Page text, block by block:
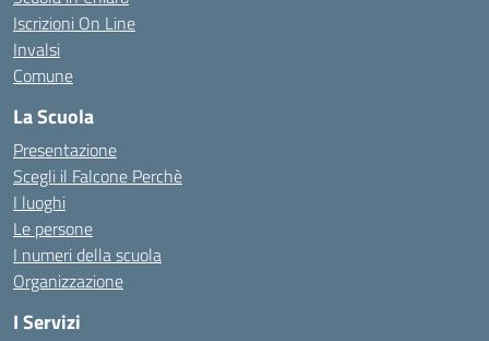
Iscrizioni On Line
Invalsi
Comune
La Scuola
Presentazione
Scegli il Falcone Perchè
I luoghi
Le persone
I numeri della scuola
Organizzazione
I Servizi